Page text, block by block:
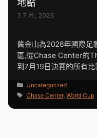
3 7 月, 2026
舊金山為2026年國際足
區,從Chase Center的
到7月19日決賽的所有比
分
類
Uncategorized
標
Chase Center,World Cup